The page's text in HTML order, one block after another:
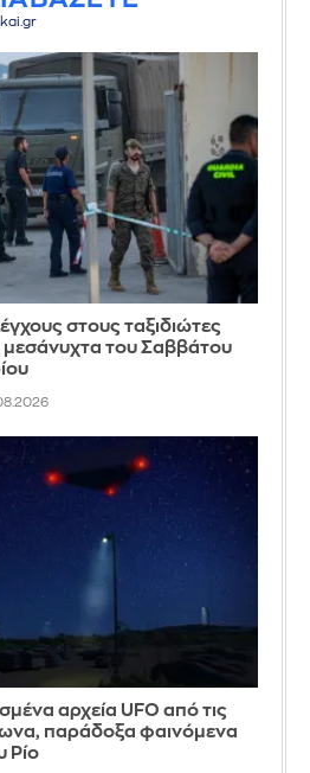
στους ταξιδιώτες
μεσάνυχτα του Σαββάτου
αρχεία UFO από τις
παράδοξα φαινόμενα
Ρίο